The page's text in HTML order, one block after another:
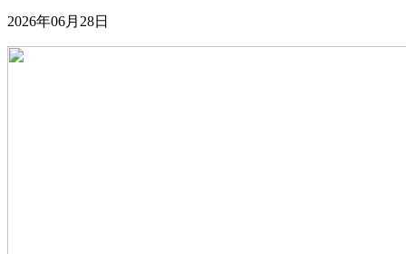
2026年06月28日